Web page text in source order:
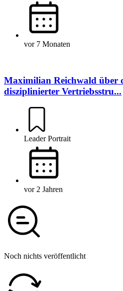
vor 7 Monaten
Maximilian Reichwald über
disziplinierter Vertriebsstru...
Leader Portrait
vor 2 Jahren
Noch nichts veröffentlicht